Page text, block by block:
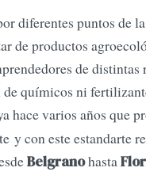
diferentes puntos de
de productos
de distintas
químicos ni
hace varios años que
y con este estandarte
Belgranohasta